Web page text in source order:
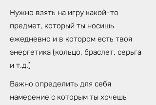
Нужно взять на игру какой-то
предмет, который ты носишь
ежедневно и в котором есть твоя
энергетика (кольцо, браслет, серьга
и т.д.)
Важно определить для себя
намерение с которым ты хочешь